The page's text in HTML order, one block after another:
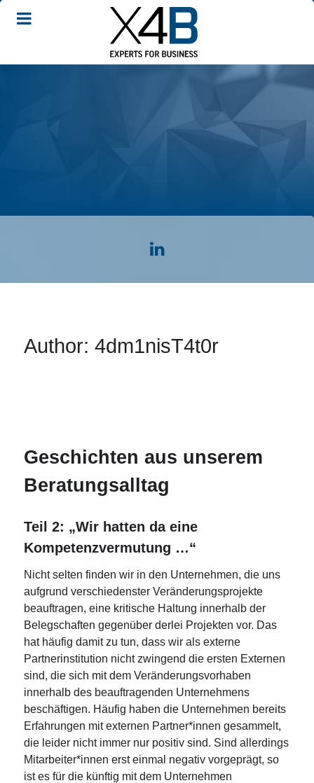
Author: 4dm1nisT4t0r
Geschichten aus unserem
Beratungsalltag
Teil 2: „Wir hatten da eine
Kompetenzvermutung …“
Nicht selten finden wir in den Unternehmen, die uns
aufgrund verschiedenster Veränderungsprojekte
beauftragen, eine kritische Haltung innerhalb der
Belegschaften gegenüber derlei Projekten vor. Das
hat häufig damit zu tun, dass wir als externe
Partnerinstitution nicht zwingend die ersten Externen
sind, die sich mit dem Veränderungsvorhaben
innerhalb des beauftragenden Unternehmens
beschäftigen. Häufig haben die Unternehmen bereits
Erfahrungen mit externen Partner*innen gesammelt,
die leider nicht immer nur positiv sind. Sind allerdings
Mitarbeiter*innen erst einmal negativ vorgeprägt, so
ist es für die künftig mit dem Unternehmen